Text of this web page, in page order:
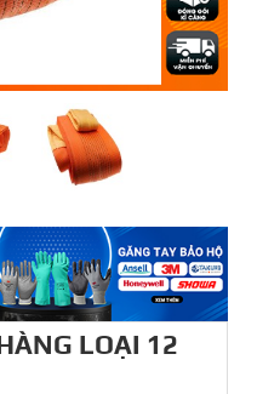
LOẠI 12